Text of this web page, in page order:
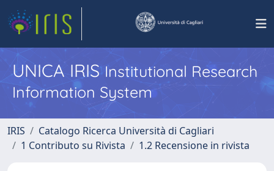
UNICA IRISInstitutional Research
Information System
IRIS
Catalogo Ricerca Università di Cagliari
1 Contributo su Rivista
1.2 Recensione in rivista